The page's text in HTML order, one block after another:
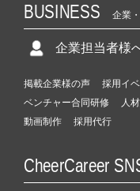
BUSINESS 企業
企業担当者様
掲載企業様の声 採用イ
ベンチャー合同研修
人
動画制作
採用代行
CheerCareer